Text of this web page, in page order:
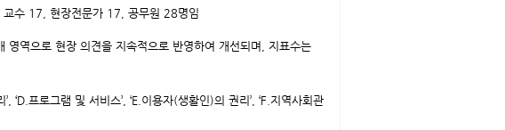
수 17, 현장전문가 17, 공무원 28명임
역으로 현장 의견을 지속적으로 반영하여 개선되며, 지표수는
‘D.프로그램 및 서비스’, ‘E.이용자(생활인)의 권리’, ‘F.지역사회관